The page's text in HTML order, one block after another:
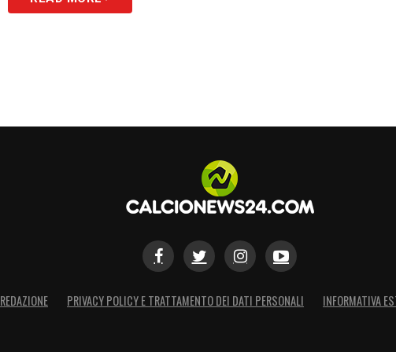
REDAZIONE PRIVACY POLICY E TRATTAMENTO DEI DATI PERSONALI INFORMATIVA